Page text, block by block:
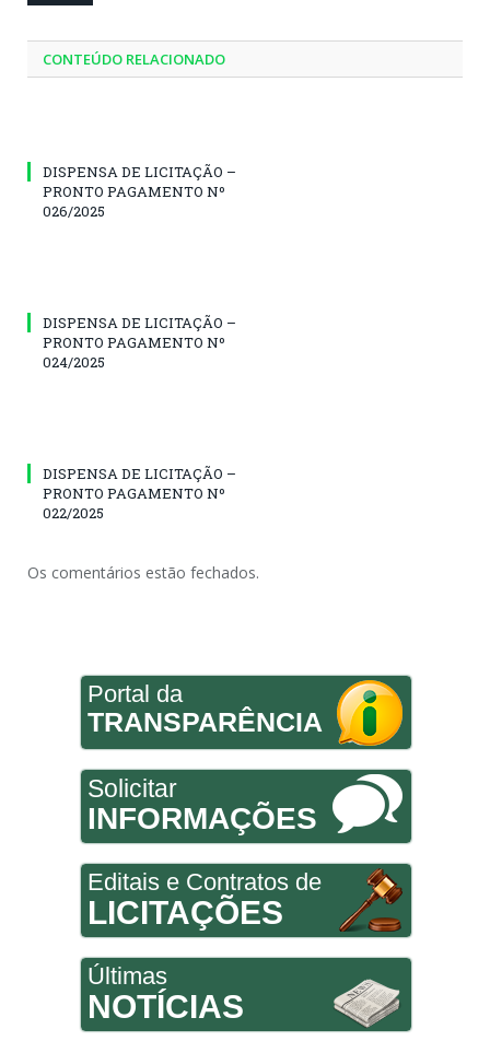
CONTEÚDO RELACIONADO
DISPENSA DE LICITAÇÃO –
PRONTO PAGAMENTO Nº
026/2025
DISPENSA DE LICITAÇÃO –
PRONTO PAGAMENTO Nº
024/2025
DISPENSA DE LICITAÇÃO –
PRONTO PAGAMENTO Nº
022/2025
Os comentários estão fechados.
Portal da
TRANSPARÊNCIA
Solicitar
INFORMAÇÕES
Editais e Contratos de
LICITAÇÕES
Últimas
NOTÍCIAS